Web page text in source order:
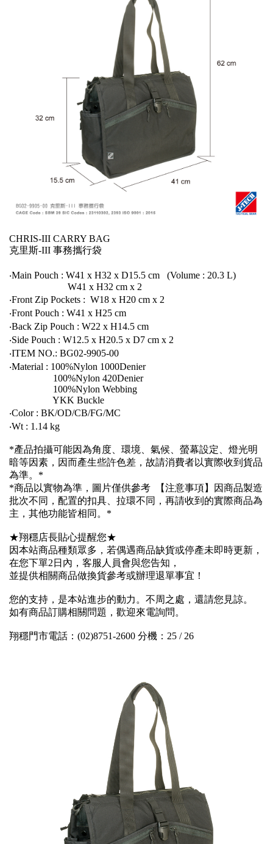
CHRIS-III CARRY BAG
克里斯-III 事務攜行袋
‧Main Pouch : W41 x H32 x D15.5 cm (Volume : 20.3 L)
W41 x H32 cm x 2
‧Front Zip Pockets : W18 x H20 cm x 2
‧Front Pouch : W41 x H25 cm
‧Back Zip Pouch : W22 x H14.5 cm
‧Side Pouch : W12.5 x H20.5 x D7 cm x 2
‧ITEM NO.: BG02-9905-00
‧Material : 100%Nylon 1000Denier
100%Nylon 420Denier
100%Nylon Webbing
YKK Buckle
‧Color : BK/OD/CB/FG/MC
‧Wt : 1.14 kg
*產品拍攝可能因為角度、環境、氣候、螢幕設定、燈光明
暗等因素，因而產生些許色差，故請消費者以實際收到貨品
為準。*
*商品以實物為準，圖片僅供參考 【注意事項】因商品製造
批次不同，配置的扣具、拉環不同，再請收到的實際商品為
主，其他功能皆相同。*
★翔穩店長貼心提醒您★
因本站商品種類眾多，若偶遇商品缺貨或停產未即時更新，
在您下單2日內，客服人員會與您告知，
並提供相關商品做換貨參考或辦理退單事宜！
您的支持，是本站進步的動力。不周之處，還請您見諒。
如有商品訂購相關問題，歡迎來電詢問。
翔穩門市電話：(02)8751-2600 分機：25 / 26